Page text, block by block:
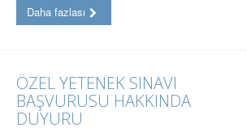
Daha fazlası
ÖZEL YETENEK SINAVI
BAŞVURUSU HAKKINDA
DUYURU